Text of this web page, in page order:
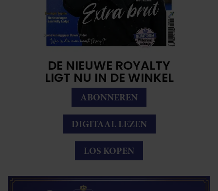
DE NIEUWE ROYALTY
LIGT NU IN DE WINKEL
ABONNEREN
DIGITAAL LEZEN
LOS KOPEN